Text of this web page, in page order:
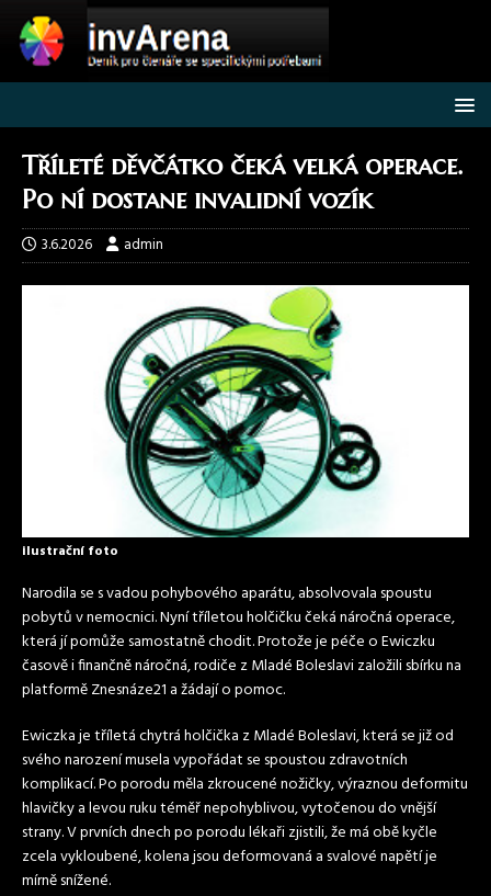
Tříleté děvčátko čeká velká operace.
Po ní dostane invalidní vozík
3.6.2026 admin
ilustrační foto
Narodila se s vadou pohybového aparátu, absolvovala spoustu
pobytů v nemocnici. Nyní tříletou holčičku čeká náročná operace,
která jí pomůže samostatně chodit. Protože je péče o Ewiczku
časově i finančně náročná, rodiče z Mladé Boleslavi založili sbírku na
platformě Znesnáze21 a žádají o pomoc.
Ewiczka je tříletá chytrá holčička z Mladé Boleslavi, která se již od
svého narození musela vypořádat se spoustou zdravotních
komplikací. Po porodu měla zkroucené nožičky, výraznou deformitu
hlavičky a levou ruku téměř nepohyblivou, vytočenou do vnější
strany. V prvních dnech po porodu lékaři zjistili, že má obě kyčle
zcela vykloubené, kolena jsou deformovaná a svalové napětí je
mírně snížené.